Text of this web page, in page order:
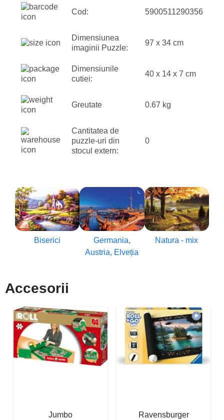
Cod: 5900511290356
Dimensiunea
imaginii Puzzle:
97 x 34 cm
Dimensiunile
cutiei:
40 x 14 x 7 cm
Greutate 0.67 kg
Cantitatea de
puzzle-uri din
stocul extern:
0
Biserici
Germania,
Austria, Elveția
Natura - mix
Accesorii
Jumbo
Ravensburger